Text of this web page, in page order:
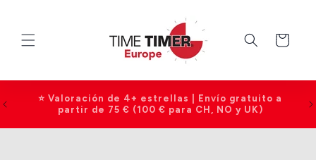
Carrito
2 años de garantía en todos los productos |
Atención al cliente de lunes a viernes, de 09:00
a 17:00